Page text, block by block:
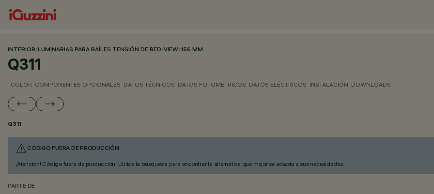
INTERIOR/LUMINARIAS PARA RAÍLES TENSIÓN DE RED/VIEW/156 MM
Q311
COLOR COMPONENTES OPCIONALES DATOS TÉCNICOS DATOS FOTOMÉTRICOS DATOS ELÉCTRICOS INSTALACIÓN DOWNLOADS
Q311
CÓDIGO FUERA DE PRODUCCIÓN
¡Atención! Código fuera de producción. Utilice la búsqueda para encontrar la alternativa que mejor se adapte a sus necesidades.
PARTE DE